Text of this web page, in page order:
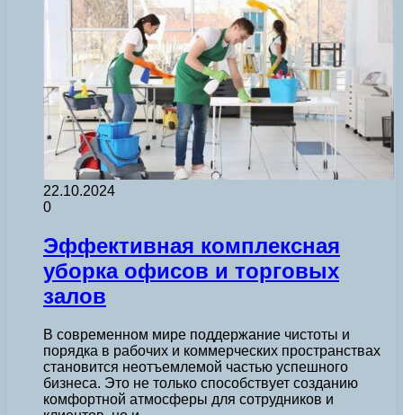
22.10.2024
0
Эффективная комплексная
уборка офисов и торговых
залов
В современном мире поддержание чистоты и
порядка в рабочих и коммерческих пространствах
становится неотъемлемой частью успешного
бизнеса. Это не только способствует созданию
комфортной атмосферы для сотрудников и